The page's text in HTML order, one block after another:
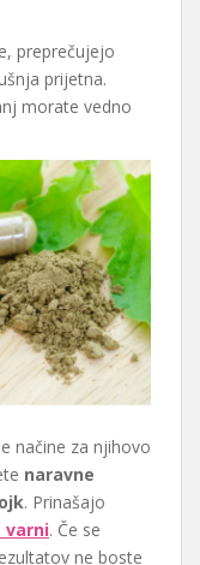
preprečujejo
prijetna.
morate vedno
načine za njihovo
naravne
. Prinašajo
varni. Če se
ne boste